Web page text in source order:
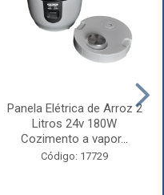
Panela Elétrica de Arroz 2
Litros 24v 180W
Cozimento a vapor...
Código: 17729